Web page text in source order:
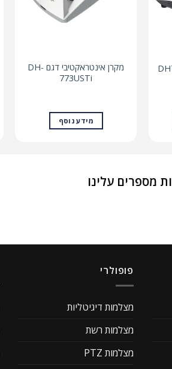
מקרן אינטראקטיבי דגם DH-
773USTi
מידע נוסף
מספרים עלינו
פופולרי
מצלמות דיגיטליות
מצלמות רשת
מצלמות PTZ